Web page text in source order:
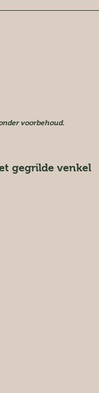
voorbehoud.
gegrilde venkel